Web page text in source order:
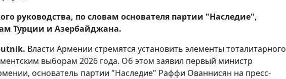
руководства, по словам основателя партии "Наследие",
Турции и Азербайджана.
Власти Армении стремятся установить элементы тоталитарного
выборам 2026 года. Об этом заявил первый министр
основатель партии "Наследие" Раффи Ованнисян на пресс-